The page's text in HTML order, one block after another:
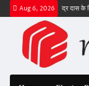
Skip
to
content
Aug 6, 2026
ने आचार्य सत्येंद्र दास के किए अंतिम